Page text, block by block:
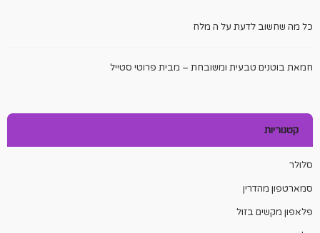
כל מה שחשוב לדעת על ה מלח
חמאת בוטנים טבעית ומשובחת – מבית פרוטי סטייל
קטגוריות
סלולר
סמארטפון מהדרין
פלאפון מקשים בזול